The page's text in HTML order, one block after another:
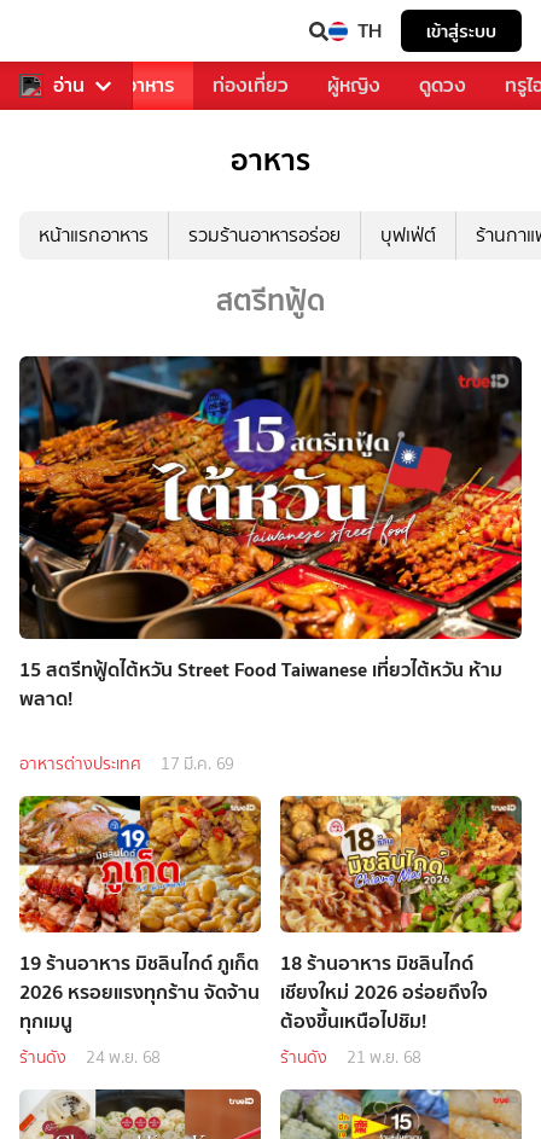
TH เข้าสู่ระบบ
อ่าน
การเพลง อาหาร ท่องเที่ยว ผู้หญิง ดูดวง ทรู
อาหาร
หน้าแรกอาหาร รวมร้านอาหารอร่อย บุฟเฟ่ต์ ร้านกา
สตรีทฟู้ด
15 สตรีทฟู้ดไต้หวัน Street Food Taiwanese เที่ยวไต้หวัน ห้าม
พลาด!
อาหารต่างประเทศ 17 มี.ค. 69
19 ร้านอาหาร มิชลินไกด์ ภูเก็ต
2026 หรอยแรงทุกร้าน จัดจ้าน
ทุกเมนู
ร้านดัง 24 พ.ย. 68
18 ร้านอาหาร มิชลินไกด์
เชียงใหม่ 2026 อร่อยถึงใจ
ต้องขึ้นเหนือไปชิม!
ร้านดัง 21 พ.ย. 68